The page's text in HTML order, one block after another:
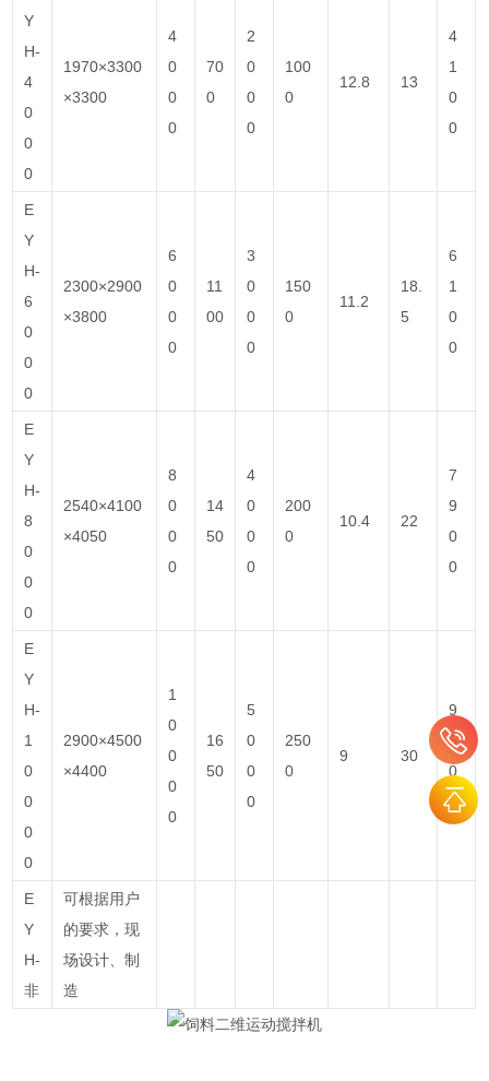
Y
H-
4
0
0
0
1970×3300
×3300
4
0
0
0
70
0
2
0
0
0
100
0
12.8 13
4
1
0
0
E
Y
H-
6
0
0
0
2300×2900
×3800
6
0
0
0
11
00
3
0
0
0
150
0
11.2
18.
5
6
1
0
0
E
Y
H-
8
0
0
0
2540×4100
×4050
8
0
0
0
14
50
4
0
0
0
200
0
10.4 22
7
9
0
0
E
Y
H-
1
0
0
0
0
2900×4500
×4400
1
0
0
0
0
16
50
5
0
0
0
250
0
9 30
9
5
0
0
E
Y
H-
非
可根据用户
的要求，现
场设计、制
造